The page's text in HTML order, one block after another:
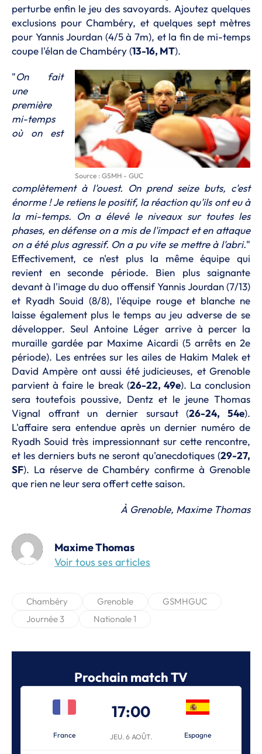
perturbe enfin le jeu des savoyards. Ajoutez quelques
exclusions pour Chambéry, et quelques sept mètres
pour Yannis Jourdan (4/5 à 7m), et la fin de mi-temps
coupe l'élan de Chambéry (13-16, MT).
Source : GSMH - GUC
"On fait
une
première
mi-temps
où on est
complètement à l'ouest. On prend seize buts, c'est
énorme ! Je retiens le positif, la réaction qu'ils ont eu à
la mi-temps. On a élevé le niveaux sur toutes les
phases, en défense on a mis de l'impact et en attaque
on a été plus agressif. On a pu vite se mettre à l'abri."
Effectivement, ce n'est plus la même équipe qui
revient en seconde période. Bien plus saignante
devant à l'image du duo offensif Yannis Jourdan (7/13)
et Ryadh Souid (8/8), l'équipe rouge et blanche ne
laisse également plus le temps au jeu adverse de se
développer. Seul Antoine Léger arrive à percer la
muraille gardée par Maxime Aicardi (5 arrêts en 2e
période). Les entrées sur les ailes de Hakim Malek et
David Ampère ont aussi été judicieuses, et Grenoble
parvient à faire le break (26-22, 49e). La conclusion
sera toutefois poussive, Dentz et le jeune Thomas
Vignal offrant un dernier sursaut (26-24, 54e).
L'affaire sera entendue après un dernier numéro de
Ryadh Souid très impressionnant sur cette rencontre,
et les derniers buts ne seront qu'anecdotiques (29-27,
SF). La réserve de Chambéry confirme à Grenoble
que rien ne leur sera offert cette saison.
À Grenoble, Maxime Thomas
Maxime Thomas
Voir tous ses articles
Chambéry Grenoble
GSMHGUC
Journée 3
Nationale 1
Prochain match TV
France
17:00
JEU. 6 AOÛT. Espagne